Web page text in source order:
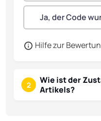
Hilfe zur
2
Wie ist der
Artikels?